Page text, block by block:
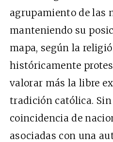
agrupamiento de las
manteniendo su
mapa, según la
históricamente
valorar más la libre
tradición católica. Sin
coincidencia de
asociadas con una